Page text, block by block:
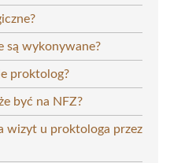
są wykonywane?
proktolog?
być na NFZ?
wizyt u proktologa przez